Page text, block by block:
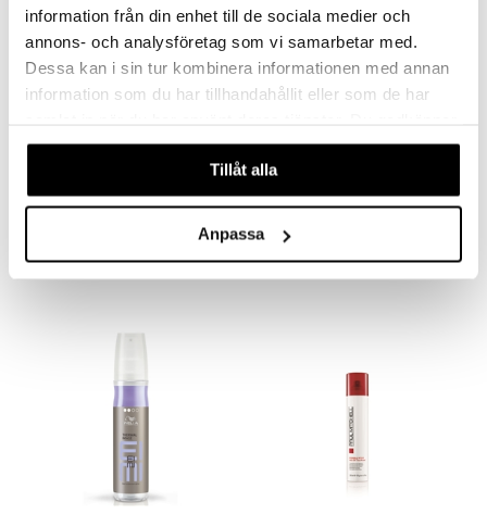
information från din enhet till de sociala medier och
annons- och analysföretag som vi samarbetar med.
Dessa kan i sin tur kombinera informationen med annan
information som du har tillhandahållit eller som de har
våra cookies vid fortsatt användande av vår webbplats.
Tillåt alla
Anpassa
WELLA PROFESSIONALS ARGANMIDAS
20,95